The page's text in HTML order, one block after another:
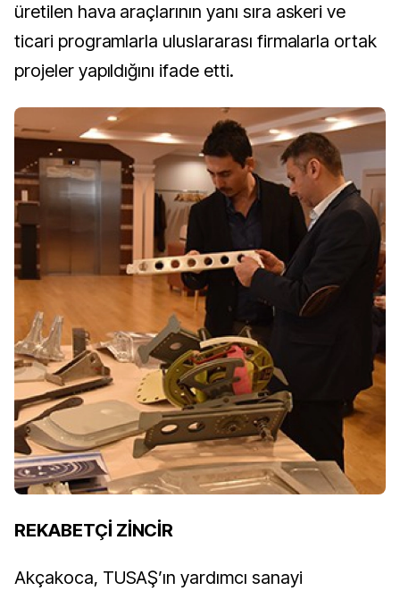
üretilen hava araçlarının yanı sıra askeri ve
ticari programlarla uluslararası firmalarla ortak
projeler yapıldığını ifade etti.
REKABETÇİ ZİNCİR
Akçakoca, TUSAŞ’ın yardımcı sanayi